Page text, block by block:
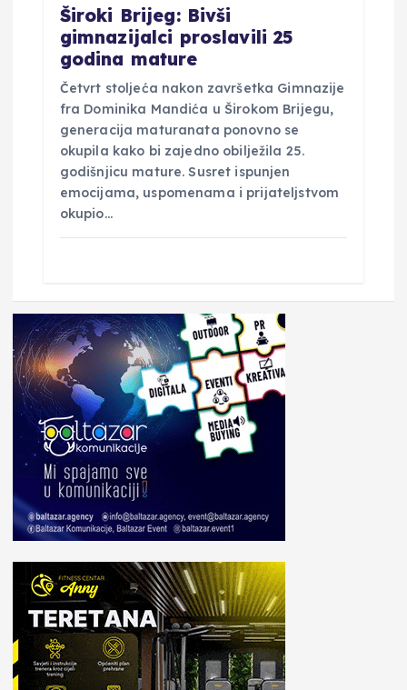
Široki Brijeg: Bivši
gimnazijalci proslavili 25
godina mature
Četvrt stoljeća nakon završetka Gimnazije
fra Dominika Mandića u Širokom Brijegu,
generacija maturanata ponovno se
okupila kako bi zajedno obilježila 25.
godišnjicu mature. Susret ispunjen
emocijama, uspomenama i prijateljstvom
okupio…